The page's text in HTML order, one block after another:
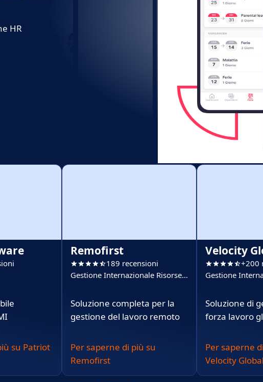
HR
su Patriot
Remofirst
189 recensioni
Gestione Internazionale Risorse
Soluzione completa per la
gestione del lavoro remoto
Per saperne di più su
Remofirst
Velocity
+200
Gestione
Soluzione di
forza lavoro
Per saperne
Velocity Global